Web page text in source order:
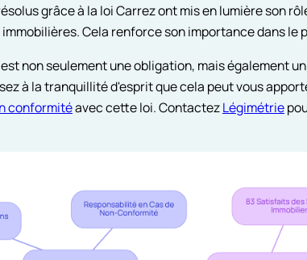
grâce à la loi Carrez ont mis en lumière son
Cela renforce son importance dans le
est non seulement une obligation, mais également
à la tranquillité d'esprit que cela peut vous
conformitéavec cette loi. ContactezLégimétrie